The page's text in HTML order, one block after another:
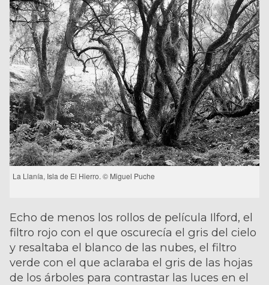
La Llanía, Isla de El Hierro. © Miguel Puche
Echo de menos los rollos de película Ilford, el
filtro rojo con el que oscurecía el gris del cielo
y resaltaba el blanco de las nubes, el filtro
verde con el que aclaraba el gris de las hojas
de los árboles para contrastar las luces en el